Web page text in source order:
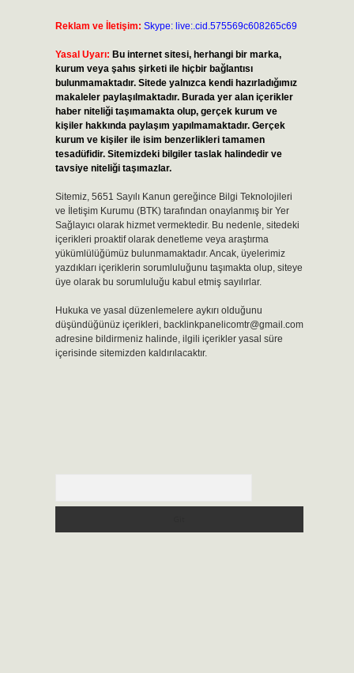
Reklam ve İletişim: Skype: live:.cid.575569c608265c69
Yasal Uyarı: Bu internet sitesi, herhangi bir marka,
kurum veya şahıs şirketi ile hiçbir bağlantısı
bulunmamaktadır. Sitede yalnızca kendi hazırladığımız
makaleler paylaşılmaktadır. Burada yer alan içerikler
haber niteliği taşımamakta olup, gerçek kurum ve
kişiler hakkında paylaşım yapılmamaktadır. Gerçek
kurum ve kişiler ile isim benzerlikleri tamamen
tesadüfidir. Sitemizdeki bilgiler taslak halindedir ve
tavsiye niteliği taşımazlar.
Sitemiz, 5651 Sayılı Kanun gereğince Bilgi Teknolojileri
ve İletişim Kurumu (BTK) tarafından onaylanmış bir Yer
Sağlayıcı olarak hizmet vermektedir. Bu nedenle, sitedeki
içerikleri proaktif olarak denetleme veya araştırma
yükümlülüğümüz bulunmamaktadır. Ancak, üyelerimiz
yazdıkları içeriklerin sorumluluğunu taşımakta olup, siteye
üye olarak bu sorumluluğu kabul etmiş sayılırlar.
Hukuka ve yasal düzenlemelere aykırı olduğunu
düşündüğünüz içerikleri, backlinkpanelicomtr@gmail.com
adresine bildirmeniz halinde, ilgili içerikler yasal süre
içerisinde sitemizden kaldırılacaktır.